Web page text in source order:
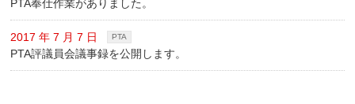
PTA奉仕作業がありました。
2017 年 7 月 7 日 PTA
PTA評議員会議事録を公開します。